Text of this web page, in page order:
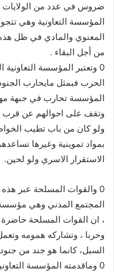
ضروس في عدد من الولايات
المؤسسة التعاونية وهي
المعنوي والمادي في ظل هذه
من أجل البقاء .
0 وتعتبر المؤسسة
الحرب فبمثل مايحارب
المؤسسة تحارب في جبهة
وتقف على احوالهم عن قرب
ولو كان من باب تطيب
بمواد تموينية وغيرها
الاستقرار الاسري ولو لحين.
0 والقوات المسلحة عبر
المجتمع المدني وهي
، ان القوات المسلحة
وحربا ، وتشاركه همومه
السبل، كانما هو جند من
0 وماقدمته المؤسسة